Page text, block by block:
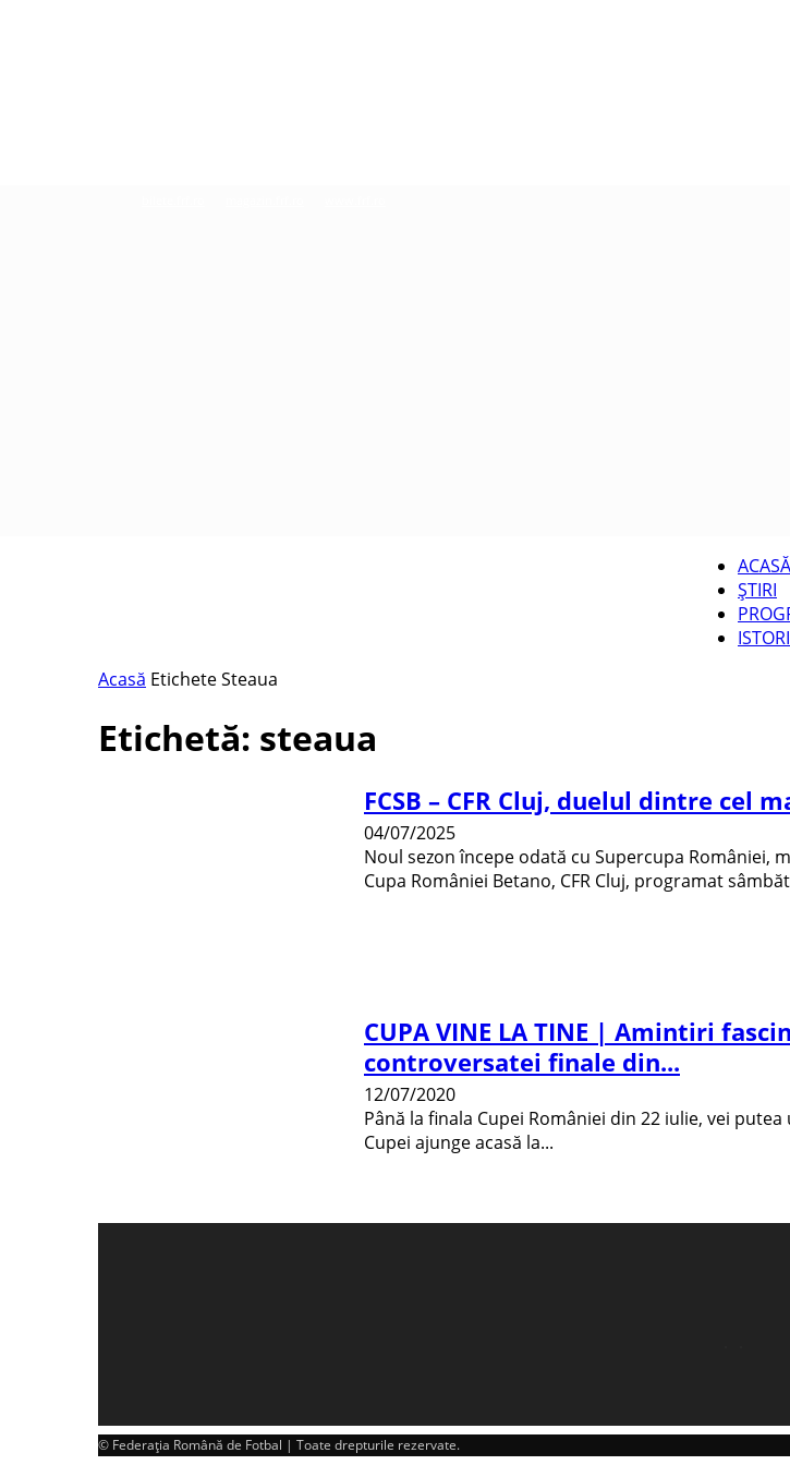
CUPA
ACASĂ
ȘTIRI
Acasă EticheteSteaua
Etichetă: steaua
FCSB – CFR Cluj, duelul dintre cel
04/07/2025
Noul sezon începe odată cu Supercupa României,
Cupa României Betano, CFR Cluj, programat
CUPA VINE LA TINE | Amintiri
controversatei finale din...
12/07/2020
Până la finala Cupei României din 22 iulie, vei
Cupei ajunge acasă la...
© Federația Română de Fotbal | Toate drepturile rezervate.